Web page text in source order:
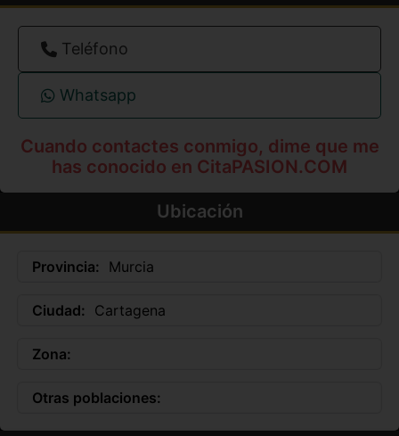
Teléfono
Whatsapp
Cuando contactes conmigo, dime que me
has conocido en CitaPASION.COM
Ubicación
Provincia: Murcia
Ciudad: Cartagena
Zona:
Otras poblaciones: